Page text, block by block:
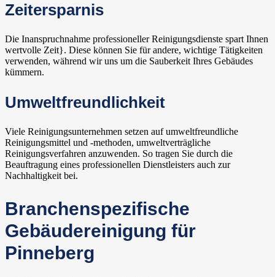
Zeitersparnis
Die Inanspruchnahme professioneller Reinigungsdienste spart Ihnen
wertvolle Zeit}. Diese können Sie für andere, wichtige Tätigkeiten
verwenden, während wir uns um die Sauberkeit Ihres Gebäudes
kümmern.
Umweltfreundlichkeit
Viele Reinigungsunternehmen setzen auf umweltfreundliche
Reinigungsmittel und -methoden, umweltverträgliche
Reinigungsverfahren anzuwenden. So tragen Sie durch die
Beauftragung eines professionellen Dienstleisters auch zur
Nachhaltigkeit bei.
Branchenspezifische
Gebäudereinigung für
Pinneberg